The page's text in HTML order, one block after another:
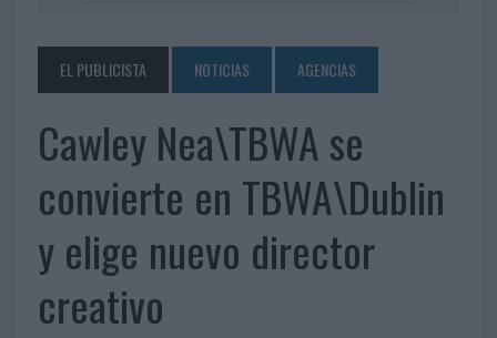
EL PUBLICISTA NOTICIAS AGENCIAS
Cawley Nea\TBWA se
convierte en TBWA\Dublin
y elige nuevo director
creativo